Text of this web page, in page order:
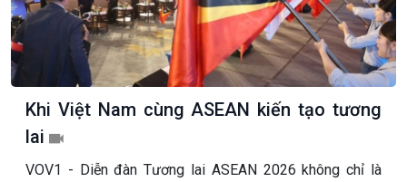
Khi Việt Nam cùng ASEAN kiến tạo tương
lai
VOV1 - Diễn đàn Tương lai ASEAN 2026 không chỉ là